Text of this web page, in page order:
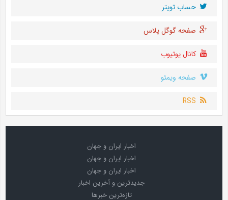
حساب تويتر
صفحه گوگل پلاس
کانال یوتیوب
صفحه ویمئو
RSS
اخبار ایران و جهان
اخبار ایران و جهان
اخبار ایران و جهان
جدیدترین و آخرین اخبار
تازه‌ترین خبرها